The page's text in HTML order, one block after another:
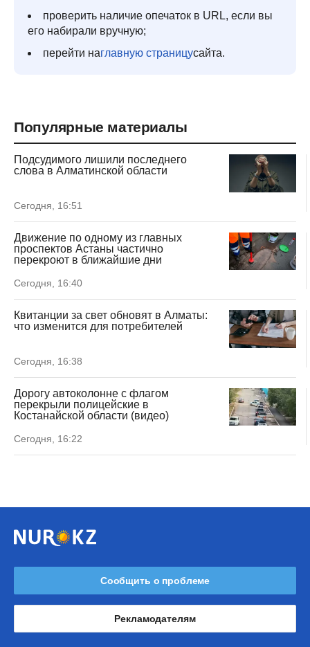
проверить наличие опечаток в URL, если вы
его набирали вручную;
перейти наглавную страницусайта.
Популярные материалы
Подсудимого лишили последнего
слова в Алматинской области
Сегодня, 16:51
Движение по одному из главных
проспектов Астаны частично
перекроют в ближайшие дни
Сегодня, 16:40
Квитанции за свет обновят в Алматы:
что изменится для потребителей
Сегодня, 16:38
Дорогу автоколонне с флагом
перекрыли полицейские в
Костанайской области (видео)
Сегодня, 16:22
Сообщить о проблеме
Рекламодателям